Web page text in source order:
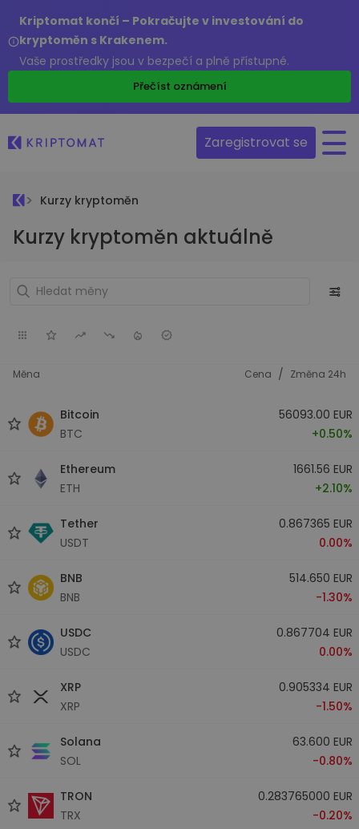
Kriptomat končí – Pokračujte v investování do
kryptoměn s Krakenem.
Vaše prostředky jsou v bezpečí a plně přístupné.
Přečíst oznámení
Zaregistrovat se
Kurzy kryptoměn
Kurzy kryptoměn aktuálně
Měna Cena / Změna 24h
Bitcoin
BTC
56093.00 EUR
+0.50%
Ethereum
ETH
1661.56 EUR
+2.10%
Tether
USDT
0.867365 EUR
0.00%
BNB
BNB
514.650 EUR
-1.30%
USDC
USDC
0.867704 EUR
0.00%
XRP
XRP
0.905334 EUR
-1.50%
Solana
SOL
63.600 EUR
-0.80%
TRON
TRX
0.283765000 EUR
-0.20%